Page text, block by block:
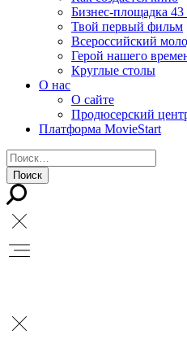
Бизнес-площадка
Твой первый фильм
Всероссийский
Герой нашего
Круглые столы
О нас
О сайте
Продюсерский
Платформа MovieStart